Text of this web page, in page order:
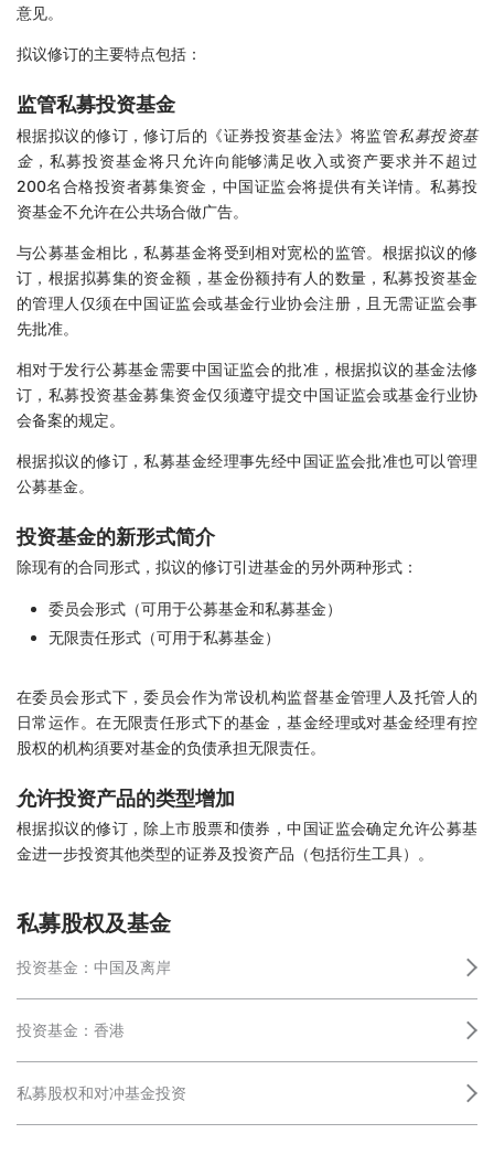
意见。
拟议修订的主要特点包括：
监管私募投资基金
根据拟议的修订，修订后的《证券投资基金法》将监管私募投资基
金，私募投资基金将只允许向能够满足收入或资产要求并不超过
200名合格投资者募集资金，中国证监会将提供有关详情。私募投
资基金不允许在公共场合做广告。
与公募基金相比，私募基金将受到相对宽松的监管。根据拟议的修
订，根据拟募集的资金额，基金份额持有人的数量，私募投资基金
的管理人仅须在中国证监会或基金行业协会注册，且无需证监会事
先批准。
相对于发行公募基金需要中国证监会的批准，根据拟议的基金法修
订，私募投资基金募集资金仅须遵守提交中国证监会或基金行业协
会备案的规定。
根据拟议的修订，私募基金经理事先经中国证监会批准也可以管理
公募基金。
投资基金的新形式简介
除现有的合同形式，拟议的修订引进基金的另外两种形式：
委员会形式（可用于公募基金和私募基金）
无限责任形式（可用于私募基金）
在委员会形式下，委员会作为常设机构监督基金管理人及托管人的
日常运作。在无限责任形式下的基金，基金经理或对基金经理有控
股权的机构須要对基金的负债承担无限责任。
允许投资产品的类型增加
根据拟议的修订，除上市股票和债券，中国证监会确定允许公募基
金进一步投资其他类型的证券及投资产品（包括衍生工具）。
私募股权及基金
投资基金：中国及离岸
投资基金：香港
私募股权和对冲基金投资